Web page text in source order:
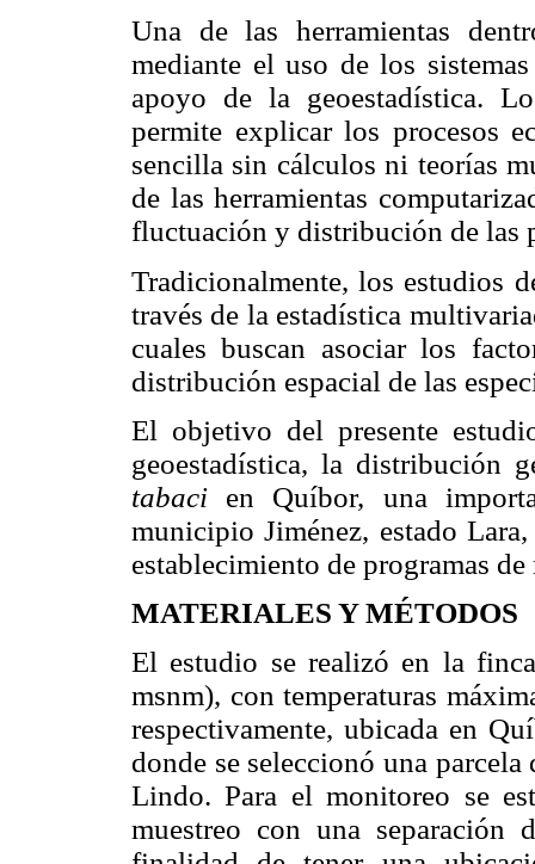
Una de las herramientas
mediante el uso de los
apoyo de la geoestadística.
permite explicar los procesos
sencilla sin cálculos ni teorías
de las herramientas
fluctuación y distribución de las
Tradicionalmente, los estudios
través de la estadística
cuales buscan asociar los
distribución espacial de las
El objetivo del presente
geoestadística, la distribución
tabaci en Quíbor, una
municipio Jiménez, estado
establecimiento de programas
MATERIALES Y MÉTODOS
El estudio se realizó en la
msnm), con temperaturas
respectivamente, ubicada en
donde se seleccionó una
Lindo. Para el monitoreo se
muestreo con una